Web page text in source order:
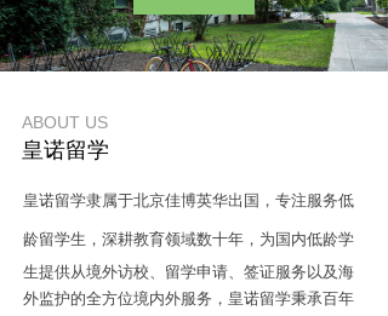
ABOUT US
皇诺留学
皇诺留学隶属于北京佳博英华出国，专注服务低
龄留学生，深耕教育领域数十年，为国内低龄学
生提供从境外访校、留学申请、签证服务以及海
外监护的全方位境内外服务，皇诺留学秉承百年